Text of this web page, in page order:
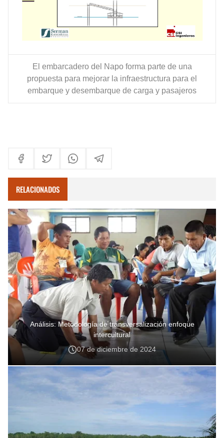
El embarcadero del Napo forma parte de una
propuesta para mejorar la infraestructura para el
embarque y desembarque de carga y pasajeros
RELACIONADOS
Análisis: Metodología de transversalización enfoque
intercultural
07 de diciembre de 2024